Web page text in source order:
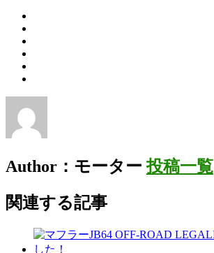
Author：モーター投稿一覧
関連する記事